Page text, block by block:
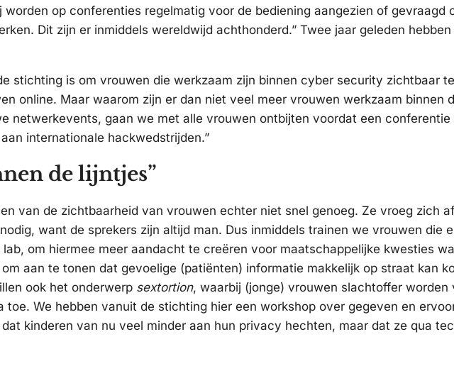
worden op conferenties regelmatig voor de bediening aangezien of
Dit zijn er inmiddels wereldwijd achthonderd.” Twee jaar geleden
stichting is om vrouwen die werkzaam zijn binnen cyber security
online. Maar waarom zijn er dan niet veel meer vrouwen werkzaam
netwerkevents, gaan we met alle vrouwen ontbijten voordat een
internationale hackwedstrijden.”
de lijntjes”
van de zichtbaarheid van vrouwen echter niet snel genoeg. Ze vroeg
want de sprekers zijn altijd man. Dus inmiddels trainen we vrouwen
om hiermee meer aandacht te creëren voor maatschappelijke kwesties
aan te tonen dat gevoelige (patiënten) informatie makkelijk op straat kan
ook het onderwerp sextortion, waarbij (jonge) vrouwen slachtoffer
toe. We hebben vanuit de stichting hier een workshop over gegeven en
kinderen van nu veel minder aan hun privacy hechten, maar dat ze qua